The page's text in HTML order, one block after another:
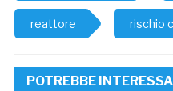
reattore rischio
POTREBBE